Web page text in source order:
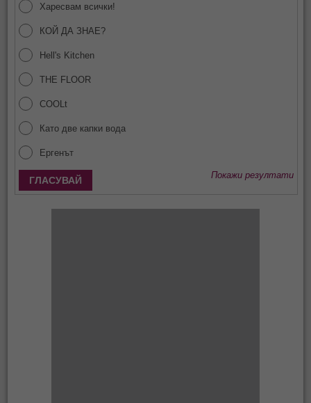
Харесвам всички!
КОЙ ДА ЗНАЕ?
Hell's Kitchen
THE FLOOR
COOLt
Като две капки вода
Ергенът
Покажи резултати